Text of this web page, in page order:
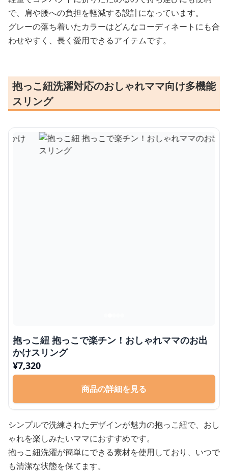
で、肩や腰への負担を軽減する設計になっています。
グレーの落ち着いたカラーはどんなコーディネートにも合
わせやすく、長く愛用できるアイテムです。
抱っこ紐洗濯対応のおしゃれママ向け多機能
スリング
抱っこ紐 抱っこで楽チン！おしゃれママのお出
かけスリング
¥7,320
商品の詳細を見る
シンプルで洗練されたデザインが魅力の抱っこ紐で、おし
ゃれを楽しみたいママにおすすめです。
抱っこ紐洗濯が簡単にできる素材を使用しており、いつで
も清潔な状態を保てます。